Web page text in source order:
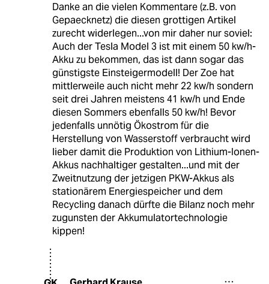
Danke an die vielen Kommentare (z.B. von
Gepaecknetz) die diesen grottigen Artikel
zurecht widerlegen...von mir daher nur soviel:
Auch der Tesla Model 3 ist mit einem 50 kw/h-
Akku zu bekommen, das ist dann sogar das
günstigste Einsteigermodell! Der Zoe hat
mittlerweile auch nicht mehr 22 kw/h sondern
seit drei Jahren meistens 41 kw/h und Ende
diesen Sommers ebenfalls 50 kw/h! Bevor
jedenfalls unnötig Ökostrom für die
Herstellung von Wasserstoff verbraucht wird
lieber damit die Produktion von Lithium-Ionen-
Akkus nachhaltiger gestalten...und mit der
Zweitnutzung der jetzigen PKW-Akkus als
stationärem Energiespeicher und dem
Recycling danach dürfte die Bilanz noch mehr
zugunsten der Akkumulatortechnologie
kippen!